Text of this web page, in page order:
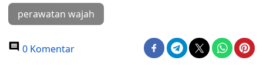
perawatan wajah
0 Komentar